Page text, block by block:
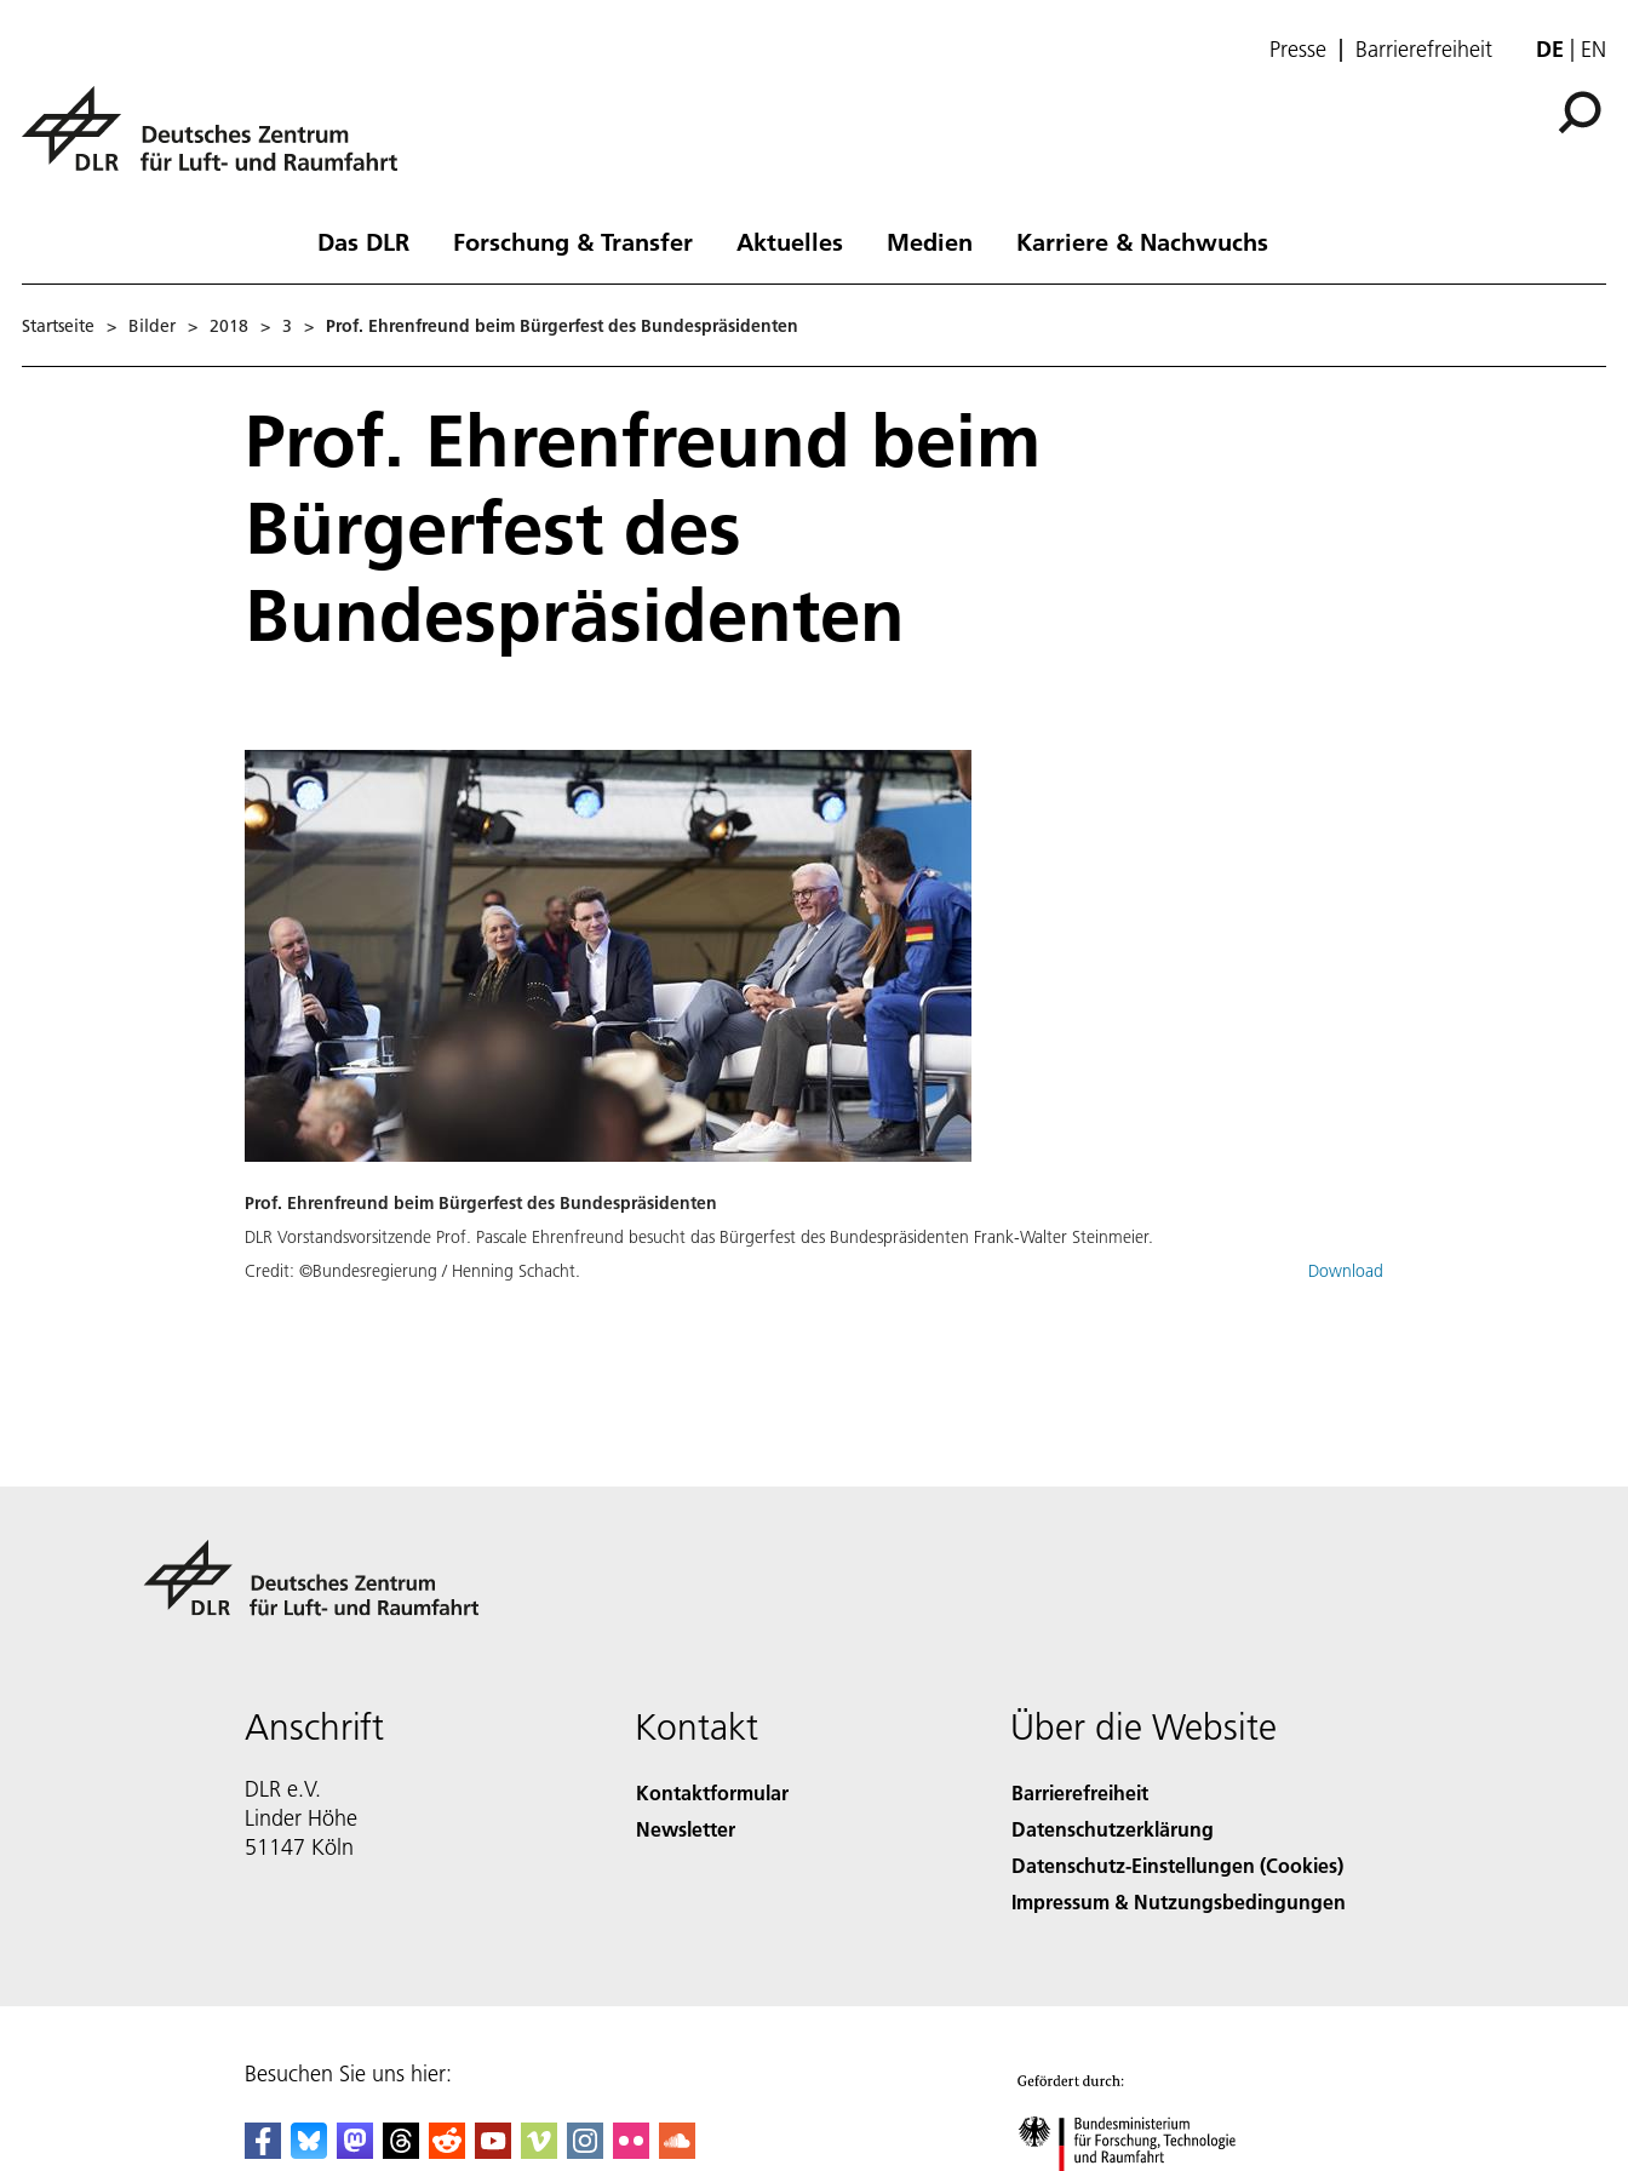
Presse Barrierefreiheit DE EN
Das DLR Forschung & Transfer Aktuelles Medien Karriere & Nachwuchs
Startseite > Bilder > 2018 > 3 > Prof. Ehrenfreund beim Bürgerfest des Bundespräsidenten
Prof. Ehrenfreund beim
Bürgerfest des
Bundespräsidenten
Prof. Ehrenfreund beim Bürgerfest des Bundespräsidenten
DLR Vorstandsvorsitzende Prof. Pascale Ehrenfreund besucht das Bürgerfest des Bundespräsidenten Frank-Walter Steinmeier.
Credit: ©Bundesregierung / Henning Schacht. Download
Anschrift
DLR e.V.
Linder Höhe
51147 Köln
Kontakt
Kontaktformular
Newsletter
Über die Website
Barrierefreiheit
Datenschutzerklärung
Datenschutz-Einstellungen (Cookies)
Impressum & Nutzungsbedingungen
Besuchen Sie uns hier: